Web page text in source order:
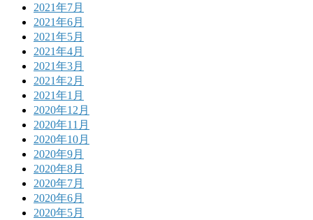
2021年7月
2021年6月
2021年5月
2021年4月
2021年3月
2021年2月
2021年1月
2020年12月
2020年11月
2020年10月
2020年9月
2020年8月
2020年7月
2020年6月
2020年5月